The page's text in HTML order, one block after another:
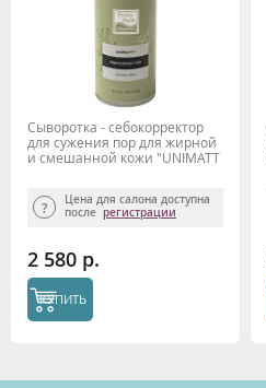
Сыворотка - себокорректор
для сужения пор для жирной
и смешанной кожи "UNIMATT
Цена для салона доступна
после регистрации
2 580 р.
КУПИТЬ